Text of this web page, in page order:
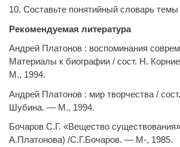
10. Составьте понятийный словарь
Рекомендуемая литература
Андрей Платонов : воспоминания
Материалы к биографии / сост. Н.
М., 1994.
Андрей Платонов : мир творчества /
Шубина. — М., 1994.
Бочаров С.Г. «Вещество
А.Платонова) /С.Г.Бочаров. — М-, 1985.